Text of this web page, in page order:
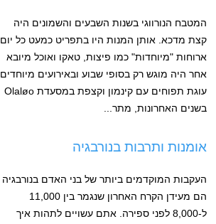
המטבח הנורווגי בשנות השבעים והשמונים היה
קצת מדכא. אותן המנות היו בתפריט כמעט כל יום.
ארוחות "מיוחדות" כמו פיצות, טאקו ואוכל מיובא
אחר היה מוגש רק בסופי שבוע ובאירועים מיוחדים.
עוגת תפוחים עם קינמון וקצפת במסעדת Olaløo‎
בשנים האחרונות, מתר...
אומנות ותרבות בנורבגיה
העקבות המוקדמים ביותר של בני האדם בנורבגיה
הם מעידן הקרח האחרון שנגמר בין 11,000
ל-8,000 לפני ספירה. אתם עשויים לתהות איך